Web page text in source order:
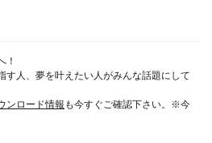
！
す人、夢を叶えたい人がみんな話題にして
ンロード情報 も今すぐご確認下さい。※今